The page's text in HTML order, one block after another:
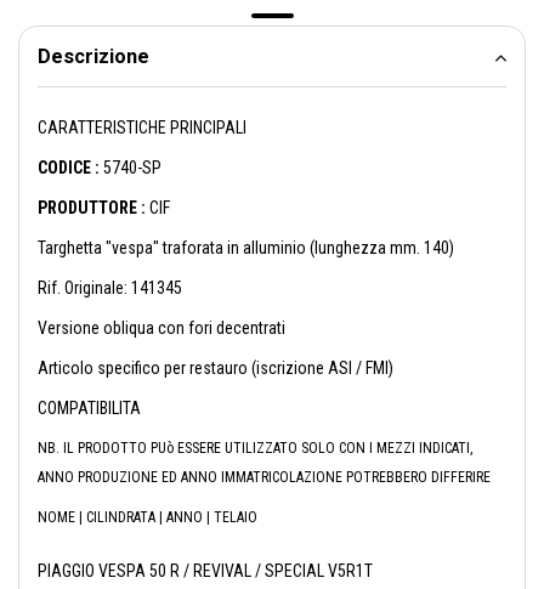
Descrizione
CARATTERISTICHE PRINCIPALI
CODICE : 5740-SP
PRODUTTORE : CIF
Targhetta "vespa" traforata in alluminio (lunghezza mm. 140)
Rif. Originale: 141345
Versione obliqua con fori decentrati
Articolo specifico per restauro (iscrizione ASI / FMI)
COMPATIBILITA
NB. IL PRODOTTO PUò ESSERE UTILIZZATO SOLO CON I MEZZI INDICATI,
ANNO PRODUZIONE ED ANNO IMMATRICOLAZIONE POTREBBERO DIFFERIRE
NOME | CILINDRATA | ANNO | TELAIO
PIAGGIO VESPA 50 R / REVIVAL / SPECIAL V5R1T